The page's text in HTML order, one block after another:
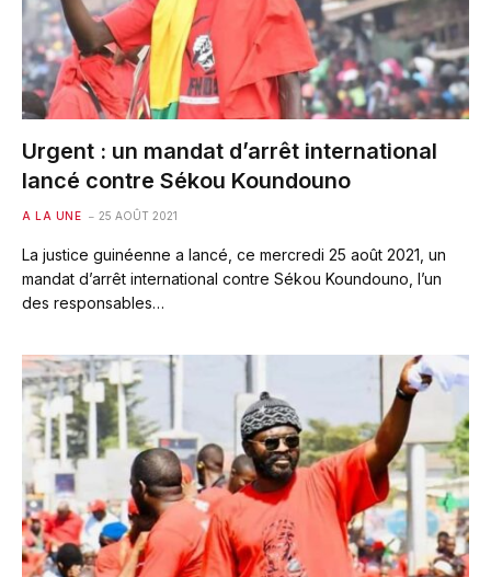
Urgent : un mandat d’arrêt international
lancé contre Sékou Koundouno
A LA UNE 25 AOÛT 2021
La justice guinéenne a lancé, ce mercredi 25 août 2021, un
mandat d’arrêt international contre Sékou Koundouno, l’un
des responsables…